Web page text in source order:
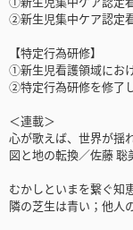
②新生児集中ケア認定
【特定行為研修】
①新生児看護領域にお
②特定行為研修を修了
＜連載＞
心が歌えば、世界が揺
図と地の転換／佐藤 聡
むかしといまを繋ぐ知
隣の芝生は青い；他人